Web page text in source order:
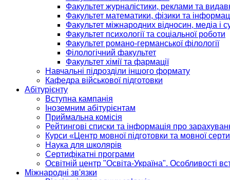
Факультет журналістики, реклами та
Факультет математики, фізики та
Факультет міжнародних відносин, медіа і
Факультет психології та соціальної роботи
Факультет романо-германської філології
Філологічний факультет
Факультет хімії та фармації
Навчальні підрозділи іншого формату
Кафедра військової підготовки
Абітурієнту
Вступна кампанія
Іноземним абітурієнтам
Приймальна комісія
Рейтингові списки та інформація про
Курси «Центр мовної підготовки та мовної
Наука для школярів
Сертифікатні програми
Освітній центр "Освіта-Україна". Особливості
Міжнародні зв'язки